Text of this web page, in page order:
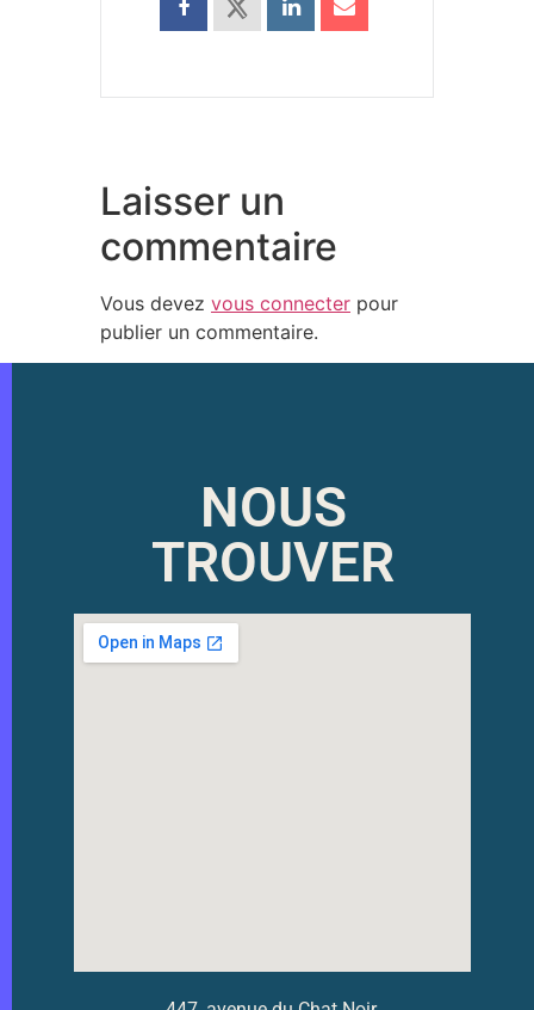
Laisser un
commentaire
Vous devez vous connecter pour
publier un commentaire.
NOUS
TROUVER